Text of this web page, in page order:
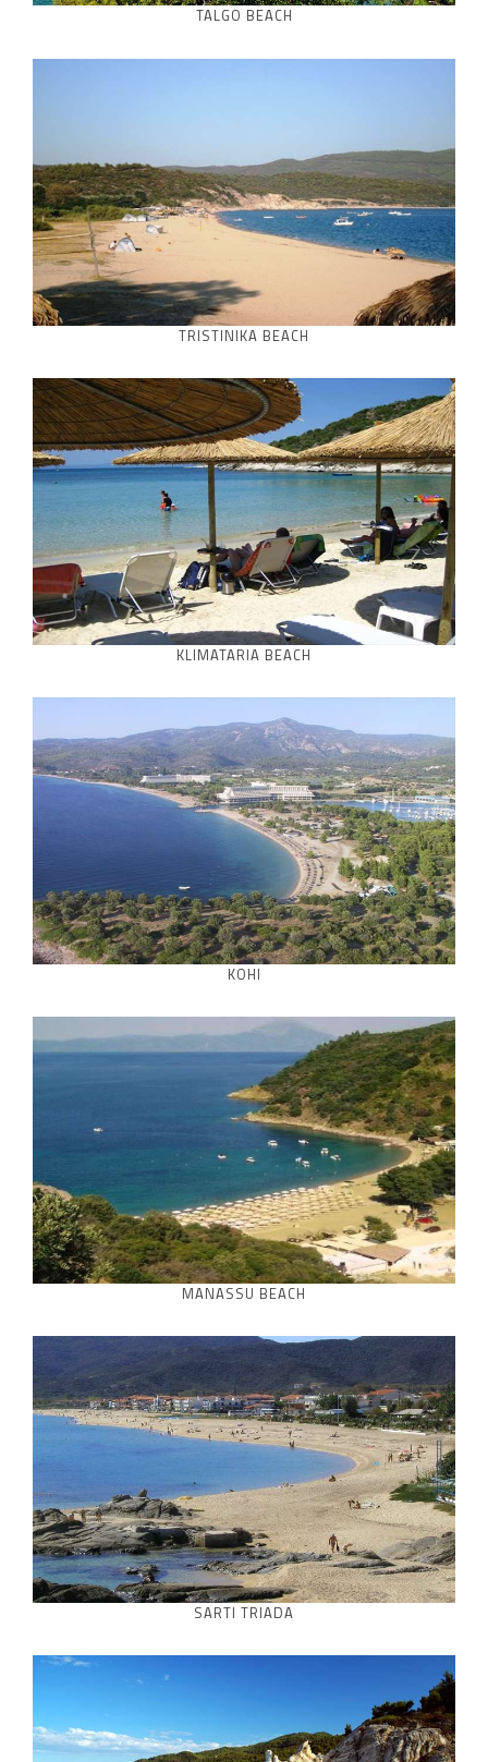
TALGO BEACH
TRISTINIKA BEACH
KLIMATARIA BEACH
KOHI
MANASSU BEACH
SARTI TRIADA